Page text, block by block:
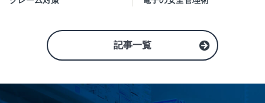
記事一覧